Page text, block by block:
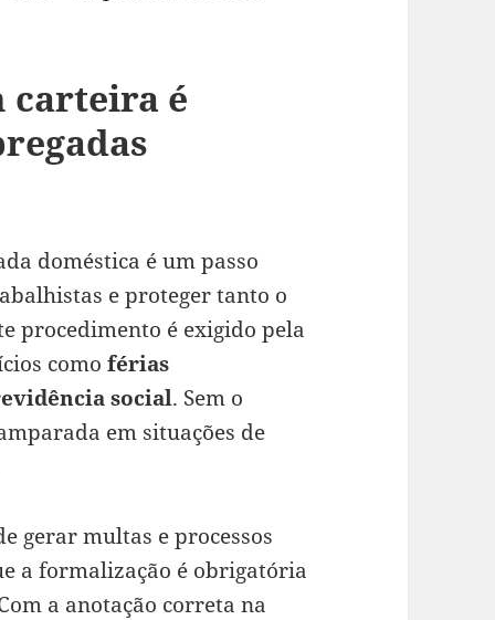
carteira é
doméstica é um passo
e proteger tanto o
procedimento é exigido pela
comoférias
social. Sem o
em situações de
gerar multas e processos
a formalização é obrigatória
a anotação correta na